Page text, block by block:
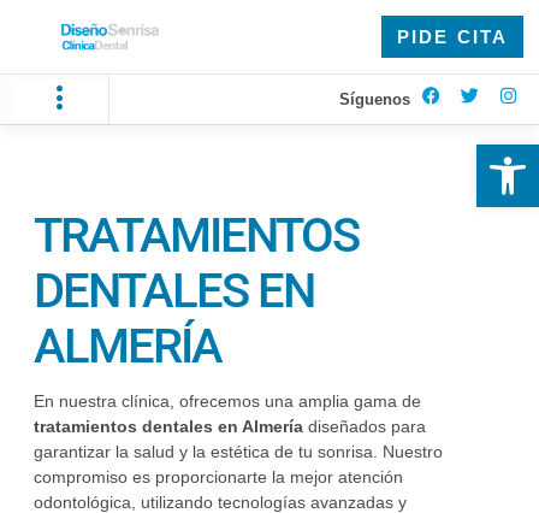
PIDE CITA
Síguenos
TRATAMIENTOS
DENTALES EN
ALMERÍA
En nuestra clínica, ofrecemos una amplia gama de
tratamientos dentales en Almería diseñados para
garantizar la salud y la estética de tu sonrisa. Nuestro
compromiso es proporcionarte la mejor atención
odontológica, utilizando tecnologías avanzadas y